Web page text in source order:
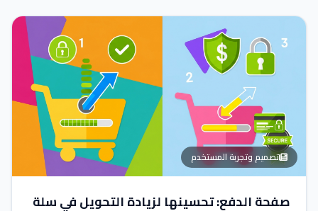
تصميم وتجربة المستخدم
صفحة الدفع: تحسينها لزيادة التحويل في سلة